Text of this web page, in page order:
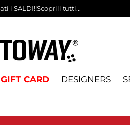
i SALDI!!Scoprili tutti...
GIFT CARD DESIGNERS